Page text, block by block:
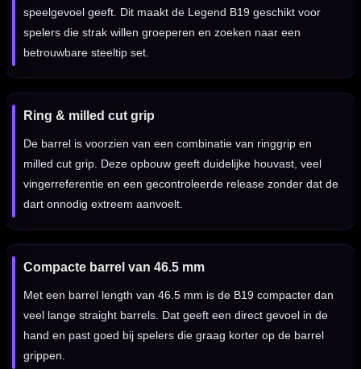
speelgevoel geeft. Dit maakt de Legend B19 geschikt voor
spelers die strak willen groeperen en zoeken naar een
betrouwbare steeltip set.
Ring & milled cut grip
De barrel is voorzien van een combinatie van ringgrip en
milled cut grip. Deze opbouw geeft duidelijke houvast, veel
vingerreferentie en een gecontroleerde release zonder dat de
dart onnodig extreem aanvoelt.
Compacte barrel van 46.5 mm
Met een barrel length van 46.5 mm is de B19 compacter dan
veel lange straight barrels. Dat geeft een direct gevoel in de
hand en past goed bij spelers die graag korter op de barrel
grippen.